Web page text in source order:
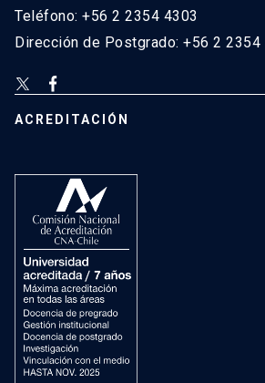
Teléfono: +56 2 2354 4303
Dirección de Postgrado: +56 2 2354
ACREDITACIÓN